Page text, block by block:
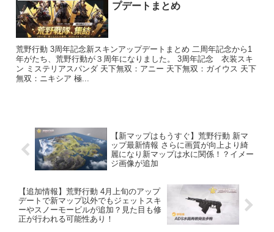
プデートまとめ
荒野行動 3周年記念新スキンアップデートまとめ 二周年記念から1
年がたち、荒野行動が３周年になりました。 3周年記念 衣装スキ
ン ミステリアスパンダ 天下無双：アニー 天下無双：ガイウス 天下
無双：ニキシア 極...
【新マップはもうすぐ】荒野行動 新マ
ップ最新情報 さらに画質が向上より綺
麗になり新マップは水に関係！？イメー
ジ画像が追加
【追加情報】荒野行動 4月上旬のアップ
デートで新マップ以外でもジェットスキ
ーやスノーモービルが追加？見た目も修
正が行われる可能性あり！